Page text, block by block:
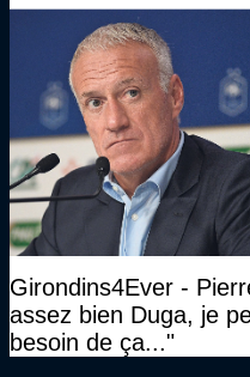
Girondins4Ever -
assez bien Duga, je
besoin de ça..."